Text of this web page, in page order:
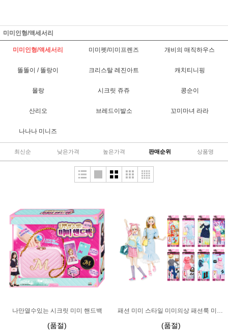
미미인형/액세서리
미미인형/액세서리 미미펫/미미프렌즈 개비의 매직하우스
똘똘이 / 똘랑이 크리스탈 레진아트 캐치티니핑
몰랑 시크릿 쥬쥬 콩순이
산리오 브레드이발소 꼬미마녀 라라
나나나 미니즈
최신순 낮은가격 높은가격 판매순위 상품명
나만열수있는 시크릿 미미 핸드백
(품절)
패션 미미 스타일 미미의상 패션룩 미미드레스
(품절)